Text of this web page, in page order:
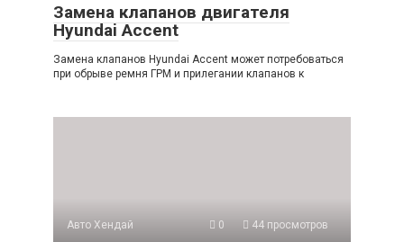
Замена клапанов двигателя
Hyundai Accent
Замена клапанов Hyundai Accent может потребоваться
при обрыве ремня ГРМ и прилегании клапанов к
Авто Хендай 0 44 просмотров